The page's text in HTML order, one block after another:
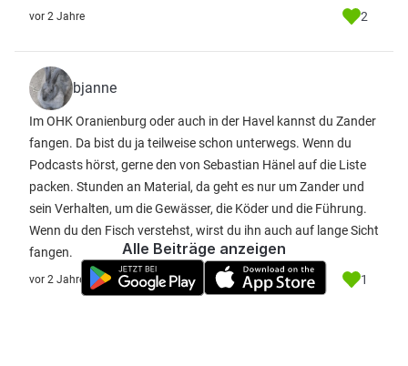
vor 2 Jahre 2
bjanne
Im OHK Oranienburg oder auch in der Havel kannst du Zander
fangen. Da bist du ja teilweise schon unterwegs. Wenn du
Podcasts hörst, gerne den von Sebastian Hänel auf die Liste
packen. Stunden an Material, da geht es nur um Zander und
sein Verhalten, um die Gewässer, die Köder und die Führung.
Wenn du den Fisch verstehst, wirst du ihn auch auf lange Sicht
fangen.
vor 2 Jahre 1
Alle Beiträge anzeigen